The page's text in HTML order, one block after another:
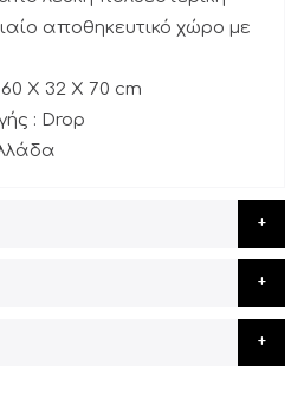
αποθηκευτικό χώρο με
X 32 X 70 cm
: Drop